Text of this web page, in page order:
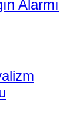
Alarmı